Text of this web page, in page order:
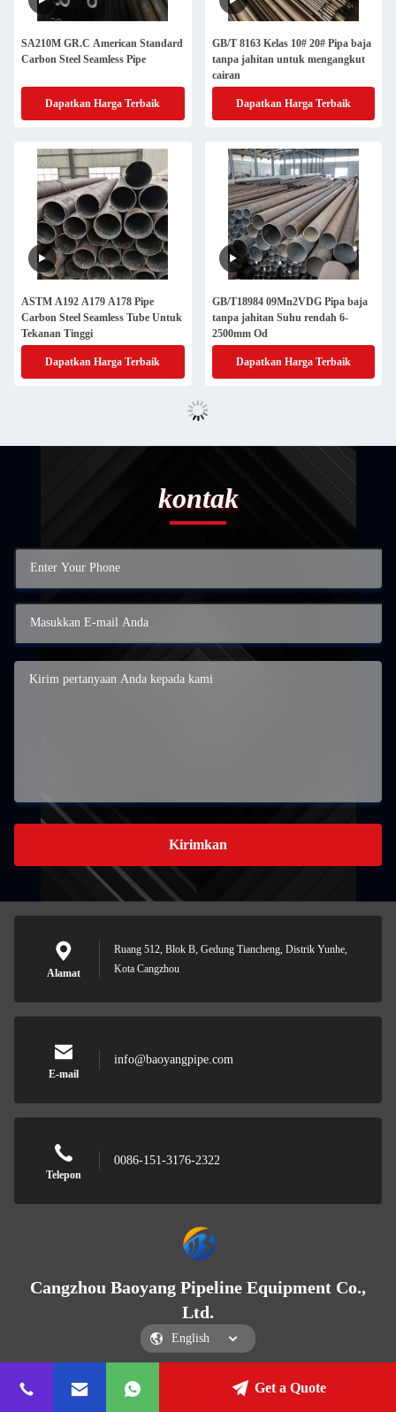
SA210M GR.C American Standard
Carbon Steel Seamless Pipe
Dapatkan Harga Terbaik
GB/T 8163 Kelas 10# 20# Pipa baja
tanpa jahitan untuk mengangkut
cairan
Dapatkan Harga Terbaik
ASTM A192 A179 A178 Pipe
Carbon Steel Seamless Tube Untuk
Tekanan Tinggi
Dapatkan Harga Terbaik
GB/T18984 09Mn2VDG Pipa baja
tanpa jahitan Suhu rendah 6-
2500mm Od
Dapatkan Harga Terbaik
kontak
Kirimkan
Alamat
Ruang 512, Blok B, Gedung Tiancheng, Distrik Yunhe,
Kota Cangzhou
E-mail
info@baoyangpipe.com
Telepon
0086-151-3176-2322
Cangzhou Baoyang Pipeline Equipment Co.,
Ltd.
Cangzhou Baoyang Pipeline Equipment Co., Ltd.
Get a Quote